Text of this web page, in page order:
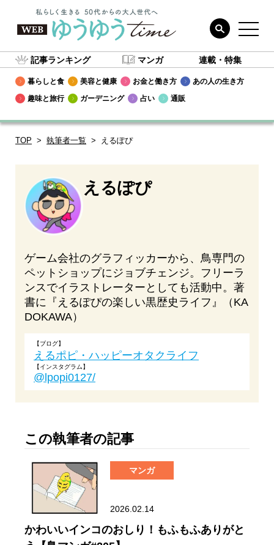
記事ランキング マンガ 連載・特集
暮らしと食 美容と健康 お金と働き方
あの人の生き方
趣味と旅行
ガーデニング 占い 通販
TOP 執筆者一覧 えるぽぴ
えるぽぴ
ゲーム会社のグラフィッカーから、鳥専門の
ペットショップにジョブチェンジ。フリーラ
ンスでイラストレーターとしても活動中。著
書に『えるぽぴの楽しい黒歴史ライフ』（KA
DOKAWA）
【ブログ】
えるポピ・ハッピーオタクライフ
【インスタグラム】
@lpopi0127/
この執筆者の記事
マンガ
2026.02.14
かわいいインコのおしり！もふもふありがと